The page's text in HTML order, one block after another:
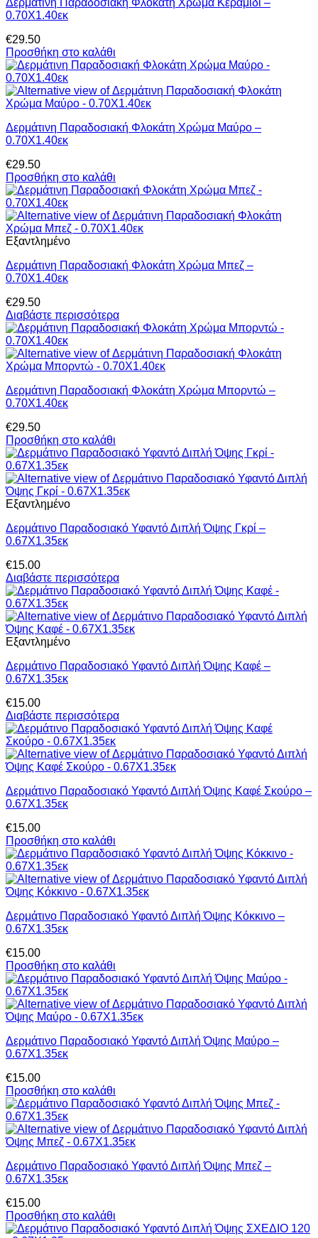
0.70Χ1.40εκ
€29.50
Προσθήκη στο καλάθι
Δερμάτινη Παραδοσιακή Φλοκάτη Χρώμα Μαύρο –
0.70Χ1.40εκ
€29.50
Προσθήκη στο καλάθι
Εξαντλημένο
Δερμάτινη Παραδοσιακή Φλοκάτη Χρώμα Μπεζ –
0.70Χ1.40εκ
€29.50
Διαβάστε περισσότερα
Δερμάτινη Παραδοσιακή Φλοκάτη Χρώμα Μπορντώ –
0.70Χ1.40εκ
€29.50
Προσθήκη στο καλάθι
Εξαντλημένο
Δερμάτινο Παραδοσιακό Υφαντό Διπλή Όψης Γκρί –
0.67Χ1.35εκ
€15.00
Διαβάστε περισσότερα
Εξαντλημένο
Δερμάτινο Παραδοσιακό Υφαντό Διπλή Όψης Καφέ –
0.67Χ1.35εκ
€15.00
Διαβάστε περισσότερα
Δερμάτινο Παραδοσιακό Υφαντό Διπλή Όψης Καφέ Σκούρο –
0.67Χ1.35εκ
€15.00
Προσθήκη στο καλάθι
Δερμάτινο Παραδοσιακό Υφαντό Διπλή Όψης Κόκκινο –
0.67Χ1.35εκ
€15.00
Προσθήκη στο καλάθι
Δερμάτινο Παραδοσιακό Υφαντό Διπλή Όψης Μαύρο –
0.67Χ1.35εκ
€15.00
Προσθήκη στο καλάθι
Δερμάτινο Παραδοσιακό Υφαντό Διπλή Όψης Μπεζ –
0.67Χ1.35εκ
€15.00
Προσθήκη στο καλάθι